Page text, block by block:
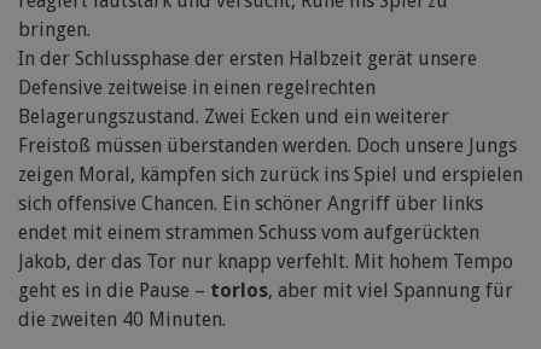
bringen.
In der Schlussphase der ersten Halbzeit gerät unsere
Defensive zeitweise in einen regelrechten
Belagerungszustand. Zwei Ecken und ein weiterer
Freistoß müssen überstanden werden. Doch unsere Jungs
zeigen Moral, kämpfen sich zurück ins Spiel und erspielen
sich offensive Chancen. Ein schöner Angriff über links
endet mit einem strammen Schuss vom aufgerückten
Jakob, der das Tor nur knapp verfehlt. Mit hohem Tempo
geht es in die Pause – torlos, aber mit viel Spannung für
die zweiten 40 Minuten.